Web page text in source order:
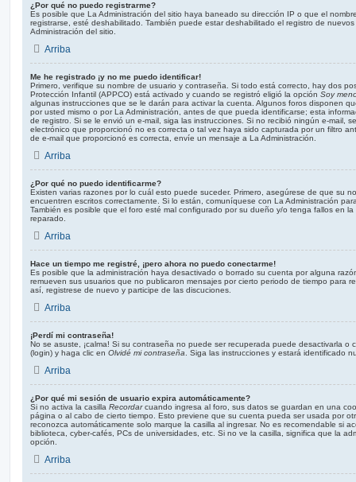
¿Por qué no puedo registrarme?
Es posible que La Administración del sitio haya baneado su dirección IP o que el
registrarse, esté deshabilitado. También puede estar deshabilitado el registro de
Administración del sitio.
Arriba
Me he registrado ¡y no me puedo identificar!
Primero, verifique su nombre de usuario y contraseña. Si todo está correcto, hay dos
Protección Infantil (APPCO) está activado y cuando se registró eligió la opción Soy
algunas instrucciones que se le darán para activar la cuenta. Algunos foros disponen
por usted mismo o por La Administración, antes de que pueda identificarse; esta
de registro. Si se le envió un e-mail, siga las instrucciones. Si no recibió ningún e-mail,
electrónico que proporcionó no es correcta o tal vez haya sido capturada por un filtro
de e-mail que proporcionó es correcta, envíe un mensaje a La Administración.
Arriba
¿Por qué no puedo identificarme?
Existen varias razones por lo cuál esto puede suceder. Primero, asegúrese de que su
encuentren escritos correctamente. Si lo están, comuníquese con La Administración
También es posible que el foro esté mal configurado por su dueño y/o tenga fallos en
reparado.
Arriba
Hace un tiempo me registré, ¡pero ahora no puedo conectarme!
Es posible que la administración haya desactivado o borrado su cuenta por alguna
remueven sus usuarios que no publicaron mensajes por cierto periodo de tiempo para
así, registrese de nuevo y participe de las discuciones.
Arriba
¡Perdí mi contraseña!
No se asuste, ¡calma! Si su contraseña no puede ser recuperada puede desactivarla o
(login) y haga clic en Olvidé mi contraseña . Siga las instrucciones y estará identificado
Arriba
¿Por qué mi sesión de usuario expira automáticamente?
Si no activa la casilla Recordarcuando ingresa al foro, sus datos se guardan en una
página o al cabo de cierto tiempo. Esto previene que su cuenta pueda ser usada por
reconozca automáticamente solo marque la casilla al ingresar. No es recomendable si
biblioteca, cyber-cafés, PCs de universidades, etc. Si no ve la casilla, significa que la
opción.
Arriba